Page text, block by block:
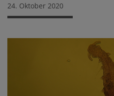
24. Oktober 2020